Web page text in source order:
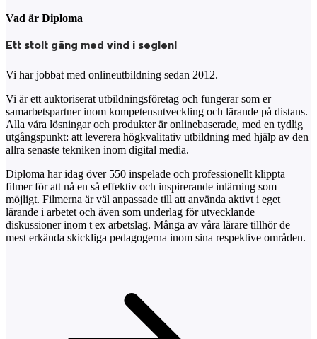
Vad är Diploma
Ett stolt gäng med vind i seglen!
Vi har jobbat med onlineutbildning sedan 2012.
Vi är ett auktoriserat utbildningsföretag och fungerar som er
samarbetspartner inom kompetensutveckling och lärande på distans.
Alla våra lösningar och produkter är onlinebaserade, med en tydlig
utgångspunkt: att leverera högkvalitativ utbildning med hjälp av den
allra senaste tekniken inom digital media.
Diploma har idag över 550 inspelade och professionellt klippta
filmer för att nå en så effektiv och inspirerande inlärning som
möjligt. Filmerna är väl anpassade till att använda aktivt i eget
lärande i arbetet och även som underlag för utvecklande
diskussioner inom t ex arbetslag. Många av våra lärare tillhör de
mest erkända skickliga pedagogerna inom sina respektive områden.